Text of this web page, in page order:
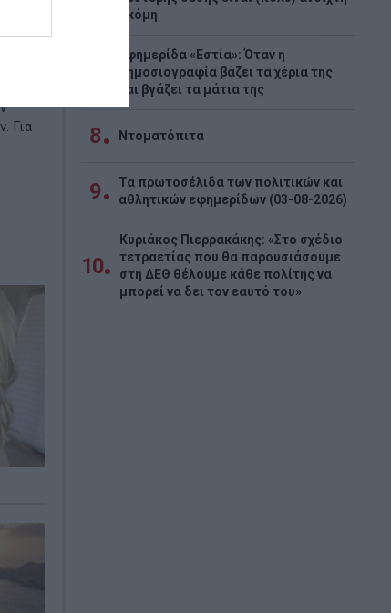
Για
ακόμη
Εφημερίδα «Εστία»: Όταν η
δημοσιογραφία βάζει τα χέρια της
και βγάζει τα μάτια της
8 Ντοματόπιτα
9
Τα πρωτοσέλιδα των πολιτικών και
αθλητικών εφημερίδων (03-08-2026)
10
Κυριάκος Πιερρακάκης: «Στο σχέδιο
τετραετίας που θα παρουσιάσουμε
στη ΔΕΘ θέλουμε κάθε πολίτης να
μπορεί να δει τον εαυτό του»